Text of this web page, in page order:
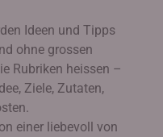
Ideen und Tipps
ohne grossen
Rubriken heissen –
Ziele, Zutaten,
einer liebevoll von